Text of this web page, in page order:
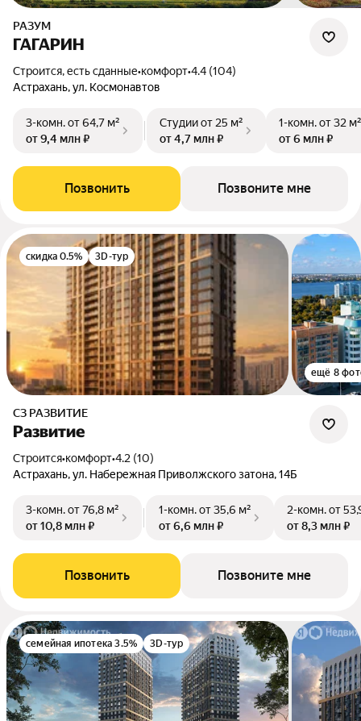
РАЗУМ
ГАГАРИН
Строится, есть сданные•комфорт•4.4 (104)
Астрахань, ул. Космонавтов
3-комн.от 64,7 м²
от 9,4 млн ₽
Студииот 25 м²
от 4,7 млн ₽
1-комн.от 32 м²
от 6 млн ₽
Позвонить Позвоните мне
скидка 0.5% 3D-тур
ещё 8
СЗ РАЗВИТИЕ
Развитие
Строится•комфорт•4.2 (10)
Астрахань, ул. Набережная Приволжского затона, 14Б
3-комн.от 76,8 м²
от 10,8 млн ₽
1-комн.от 35,6 м²
от 6,6 млн ₽
2-комн.от
от 8,3 млн ₽
Позвонить Позвоните мне
семейная ипотека 3.5% 3D-тур